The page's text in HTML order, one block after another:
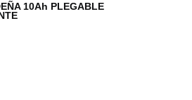
10Ah PLEGABLE